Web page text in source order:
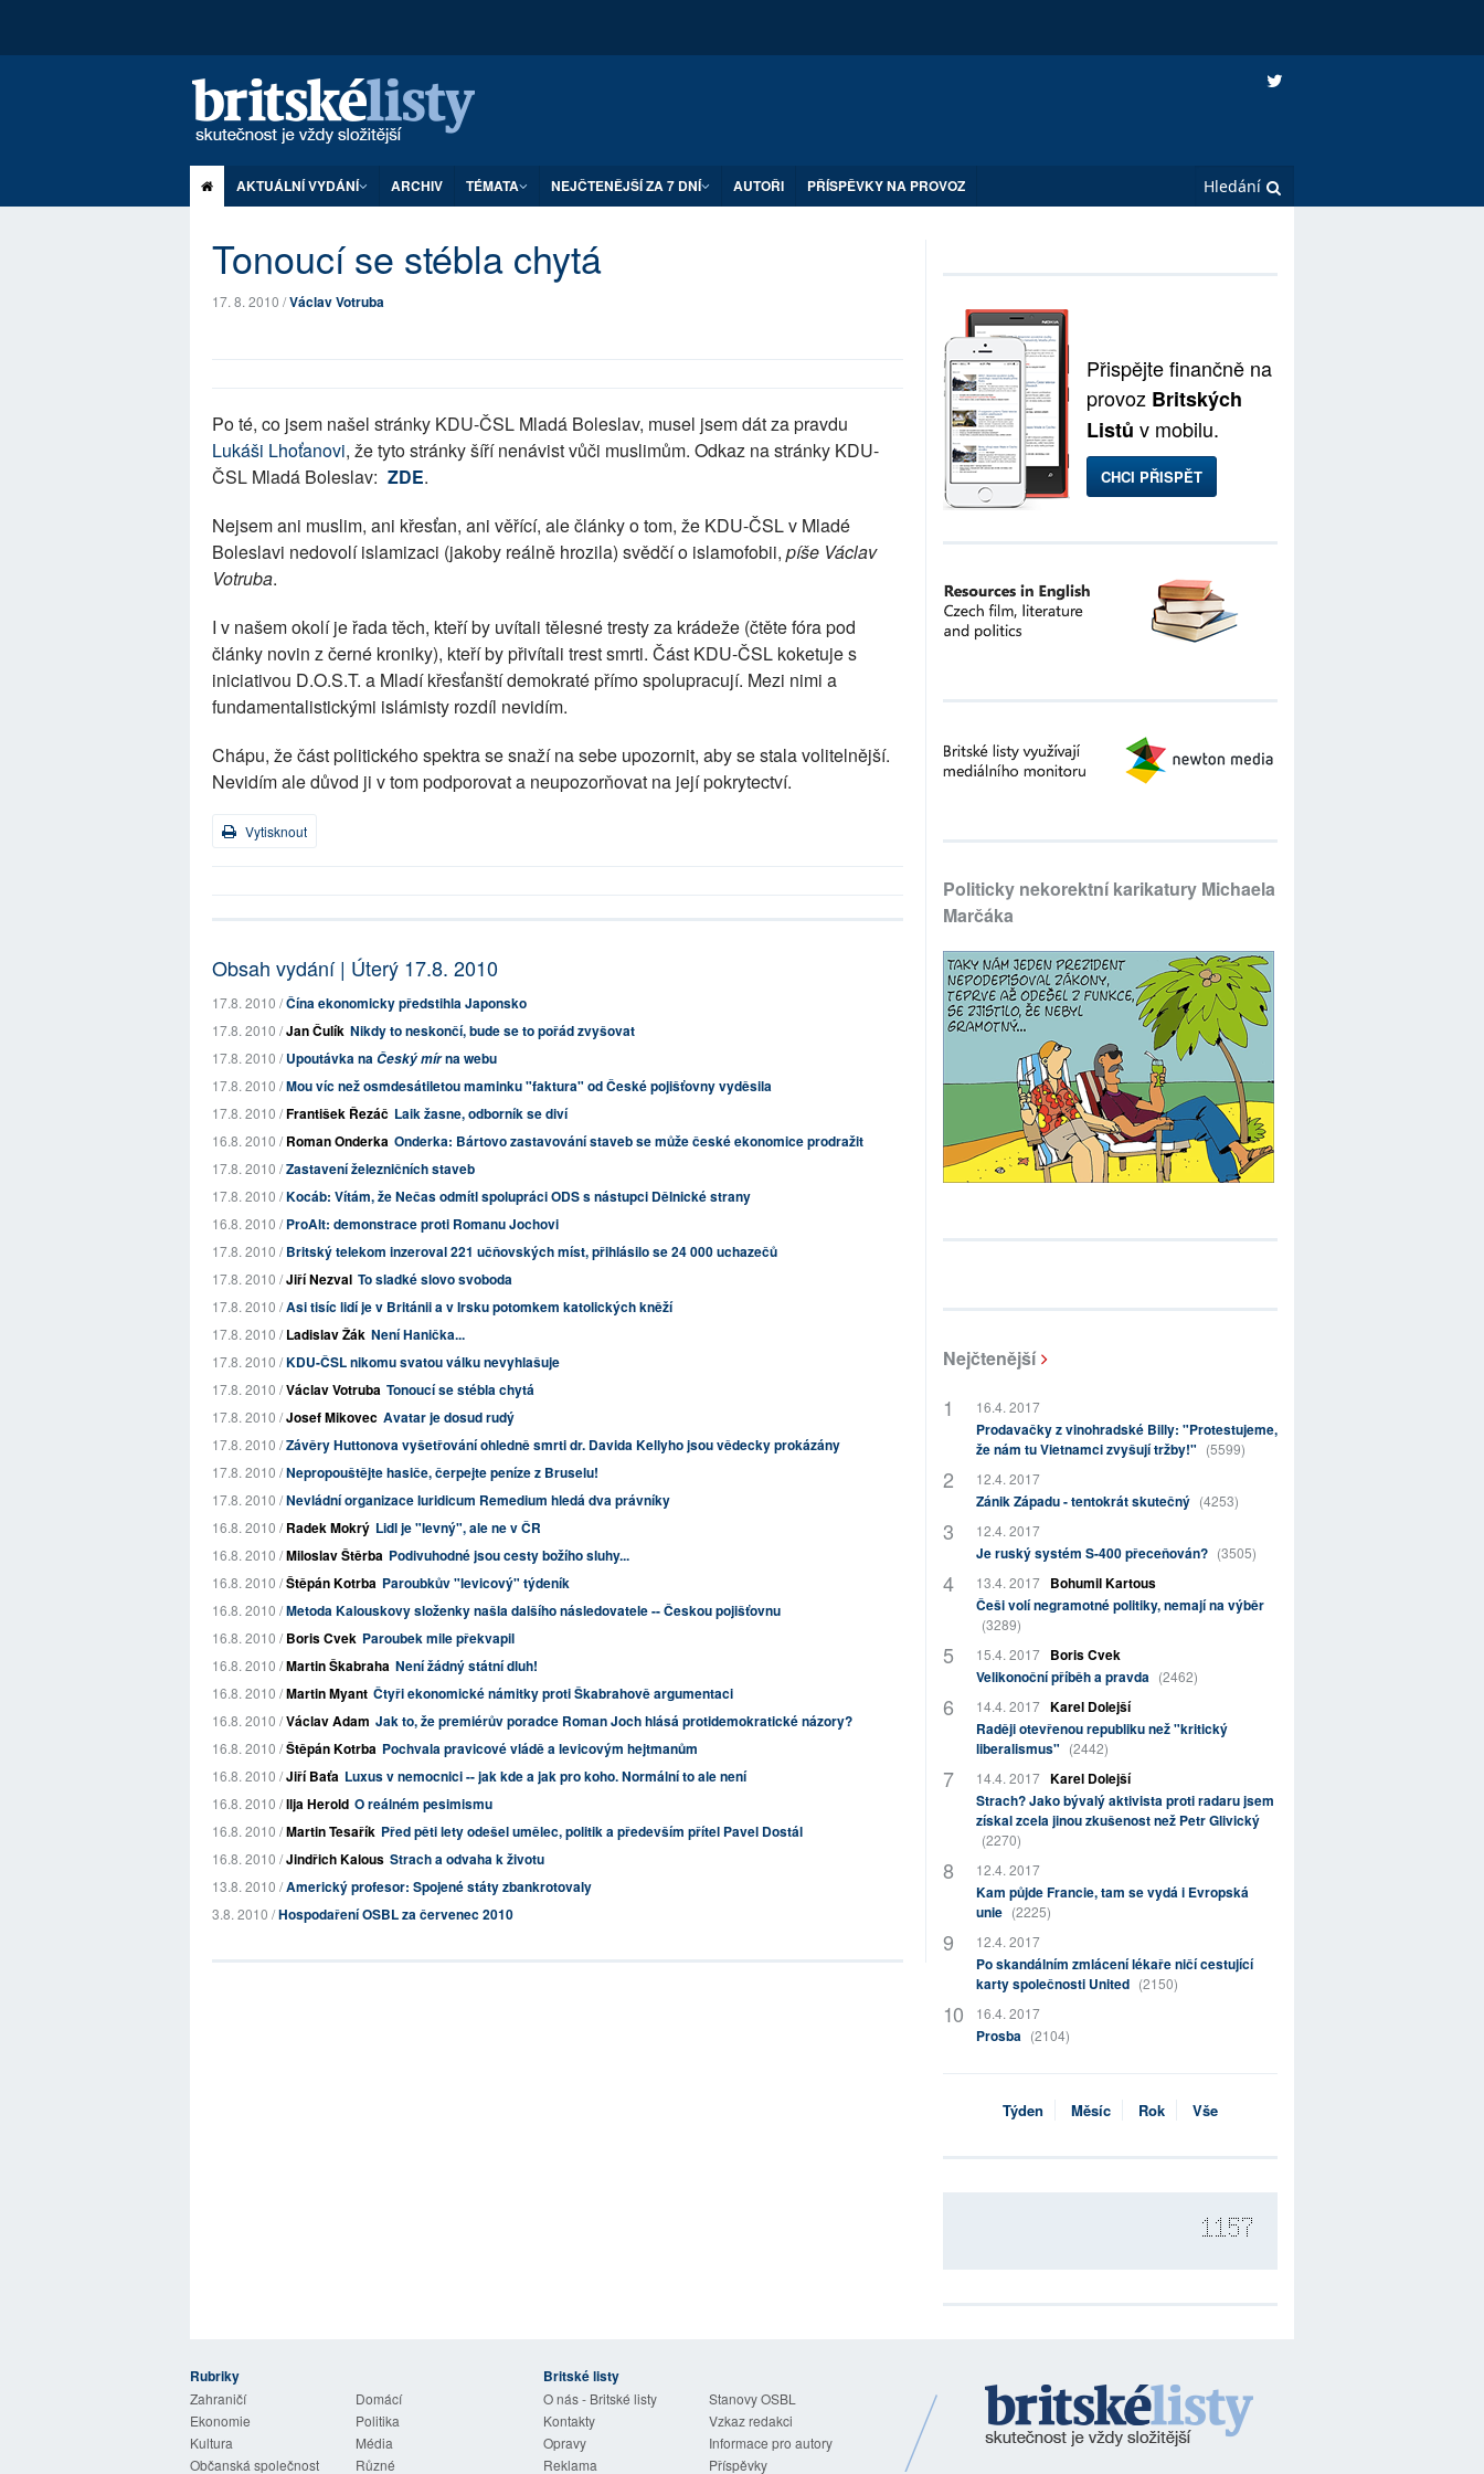
AKTUÁLNÍ VYDÁNÍ ARCHIV TÉMATA NEJČTENĚJŠÍ ZA 7 DNÍ AUTOŘI PŘÍSPĚVKY NA PROVOZ
Tonoucí se stébla chytá
17. 8. 2010 /Václav Votruba
Po té, co jsem našel stránky KDU-ČSL Mladá Boleslav, musel jsem dát za pravdu
Lukáši Lhoťanovi, že tyto stránky šíří nenávist vůči muslimům. Odkaz na stránky KDU-
ČSL Mladá Boleslav: ZDE.
Nejsem ani muslim, ani křesťan, ani věřící, ale články o tom, že KDU-ČSL v Mladé
Boleslavi nedovolí islamizaci (jakoby reálně hrozila) svědčí o islamofobii, píše Václav
Votruba.
I v našem okolí je řada těch, kteří by uvítali tělesné tresty za krádeže (čtěte fóra pod
články novin z černé kroniky), kteří by přivítali trest smrti. Část KDU-ČSL koketuje s
iniciativou D.O.S.T. a Mladí křesťanští demokraté přímo spolupracují. Mezi nimi a
fundamentalistickými islámisty rozdíl nevidím.
Chápu, že část politického spektra se snaží na sebe upozornit, aby se stala volitelnější.
Nevidím ale důvod ji v tom podporovat a neupozorňovat na její pokrytectví.
Vytisknout
Obsah vydání | Úterý 17.8. 2010
17.8. 2010 /Čína ekonomicky předstihla Japonsko
17.8. 2010 /Jan Čulík Nikdy to neskončí, bude se to pořád zvyšovat
17.8. 2010 /Upoutávka naČeský mírna webu
17.8. 2010 /Mou víc než osmdesátiletou maminku "faktura" od České pojišťovny vyděsila
17.8. 2010 /František Řezáč Laik žasne, odborník se diví
16.8. 2010 /Roman Onderka Onderka: Bártovo zastavování staveb se může české ekonomice prodražit
17.8. 2010 /Zastavení železničních staveb
17.8. 2010 /Kocáb: Vítám, že Nečas odmítl spolupráci ODS s nástupci Dělnické strany
16.8. 2010 /ProAlt: demonstrace proti Romanu Jochovi
17.8. 2010 /Britský telekom inzeroval 221 učňovských míst, přihlásilo se 24 000 uchazečů
17.8. 2010 /Jiří Nezval To sladké slovo svoboda
17.8. 2010 /Asi tisíc lidí je v Británii a v Irsku potomkem katolických kněží
17.8. 2010 /Ladislav Žák Není Hanička...
17.8. 2010 /KDU-ČSL nikomu svatou válku nevyhlašuje
17.8. 2010 /Václav Votruba Tonoucí se stébla chytá
17.8. 2010 /Josef Mikovec Avatar je dosud rudý
17.8. 2010 /Závěry Huttonova vyšetřování ohledně smrti dr. Davida Kellyho jsou vědecky prokázány
17.8. 2010 /Nepropouštějte hasiče, čerpejte peníze z Bruselu!
17.8. 2010 /Nevládní organizace Iuridicum Remedium hledá dva právníky
16.8. 2010 /Radek Mokrý Lidl je "levný", ale ne v ČR
16.8. 2010 /Miloslav Štěrba Podivuhodné jsou cesty božího sluhy...
16.8. 2010 /Štěpán Kotrba Paroubkův "levicový" týdeník
16.8. 2010 /Metoda Kalouskovy složenky našla dalšího následovatele -- Českou pojišťovnu
16.8. 2010 /Boris Cvek Paroubek mile překvapil
16.8. 2010 /Martin Škabraha Není žádný státní dluh!
16.8. 2010 /Martin Myant Čtyři ekonomické námitky proti Škabrahově argumentaci
16.8. 2010 /Václav Adam Jak to, že premiérův poradce Roman Joch hlásá protidemokratické názory?
16.8. 2010 /Štěpán Kotrba Pochvala pravicové vládě a levicovým hejtmanům
16.8. 2010 /Jiří Baťa Luxus v nemocnici -- jak kde a jak pro koho. Normální to ale není
16.8. 2010 /Ilja Herold O reálném pesimismu
16.8. 2010 /Martin Tesařík Před pěti lety odešel umělec, politik a především přítel Pavel Dostál
16.8. 2010 /Jindřich Kalous Strach a odvaha k životu
13.8. 2010 /Americký profesor: Spojené státy zbankrotovaly
3.8. 2010 /Hospodaření OSBL za červenec 2010
Přispějte finančně na
provoz Britských
Listů v mobilu.
CHCI PŘISPĚT
Politicky nekorektní karikatury Michaela
Marčáka
Nejčtenější
16.4. 2017
Prodavačky z vinohradské Billy: "Protestujeme,
že nám tu Vietnamci zvyšují tržby!" (5599)
12.4. 2017
Zánik Západu - tentokrát skutečný (4253)
12.4. 2017
Je ruský systém S-400 přeceňován? (3505)
13.4. 2017
Bohumil Kartous
Češi volí negramotné politiky, nemají na výběr
(3289)
15.4. 2017
Boris Cvek
Velikonoční příběh a pravda (2462)
14.4. 2017 Karel Dolejší
Raději otevřenou republiku než "kritický
liberalismus" (2442)
14.4. 2017 Karel Dolejší
Strach? Jako bývalý aktivista proti radaru jsem
získal zcela jinou zkušenost než Petr Glivický
(2270)
12.4. 2017
Kam půjde Francie, tam se vydá i Evropská
unie (2225)
12.4. 2017
Po skandálním zmlácení lékaře ničí cestující
karty společnosti United (2150)
16.4. 2017
Prosba (2104)
Týden Měsíc Rok Vše
1157
Rubriky
Zahraničí
Domácí
Ekonomie
Politika
Kultura
Média
Občanská společnost
Různé
Britské listy
O nás - Britské listy
Stanovy OSBL
Kontakty
Vzkaz redakci
Opravy
Informace pro autory
Reklama
Příspěvky